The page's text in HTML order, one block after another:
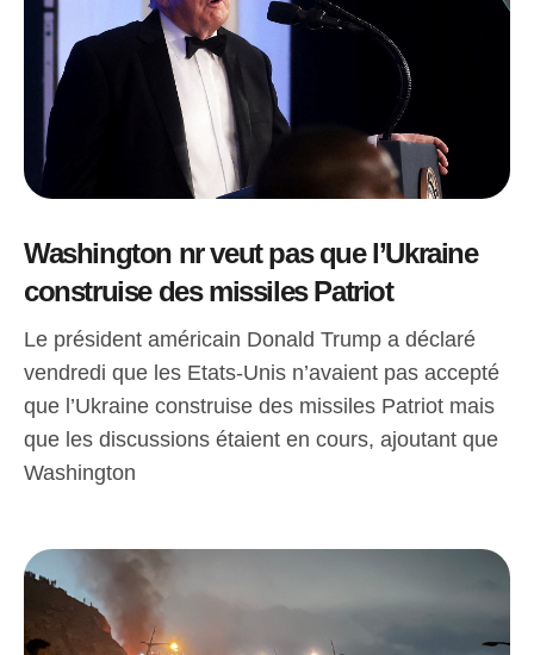
Washington nr veut pas que l’Ukraine
construise des missiles Patriot
Le président américain Donald Trump a déclaré
vendredi que les Etats-Unis n’avaient pas accepté
que l’Ukraine construise des missiles Patriot mais
que les discussions étaient en cours, ajoutant que
Washington